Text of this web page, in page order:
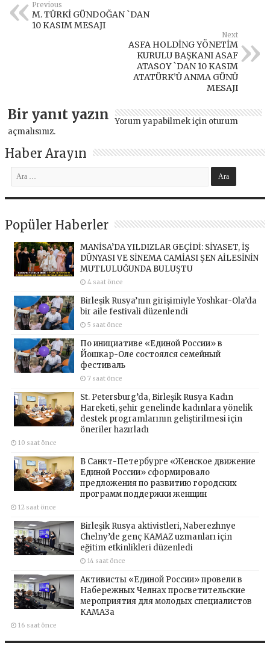
Previous
M. TÜRKİ GÜNDOĞAN `DAN
10 KASIM MESAJI
Next
ASFA HOLDİNG YÖNETİM
KURULU BAŞKANI ASAF
ATASOY `DAN 10 KASIM
ATATÜRK’Ü ANMA GÜNÜ
MESAJI
Bir yanıt yazın Yorum yapabilmek için oturum
açmalısınız.
Haber Arayın
Popüler Haberler
MANİSA’DA YILDIZLAR GEÇİDİ: SİYASET, İŞ
DÜNYASI VE SİNEMA CAMİASI ŞEN AİLESİNİN
MUTLULUĞUNDA BULUŞTU
4 saat önce
Birleşik Rusya’nın girişimiyle Yoshkar-Ola’da
bir aile festivali düzenlendi
5 saat önce
По инициативе «Единой России» в
Йошкар-Оле состоялся семейный
фестиваль
7 saat önce
St. Petersburg’da, Birleşik Rusya Kadın
Hareketi, şehir genelinde kadınlara yönelik
destek programlarının geliştirilmesi için
öneriler hazırladı
10 saat önce
В Санкт-Петербурге «Женское движение
Единой России» сформировало
предложения по развитию городских
программ поддержки женщин
12 saat önce
Birleşik Rusya aktivistleri, Naberezhnye
Chelny’de genç KAMAZ uzmanları için
eğitim etkinlikleri düzenledi
14 saat önce
Активисты «Единой России» провели в
Набережных Челнах просветительские
мероприятия для молодых специалистов
КАМАЗа
16 saat önce